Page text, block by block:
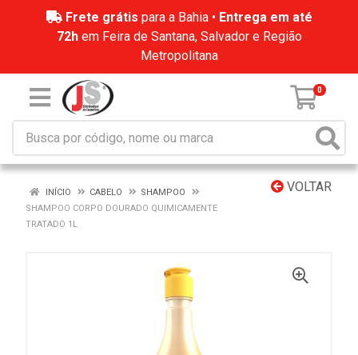
Frete grátis para a Bahia • Entrega em até
72hem Feira de Santana, Salvador e Região
Metropolitana
0
VOLTAR
INÍCIO CABELO
SHAMPOO
SHAMPOO CORPO DOURADO QUIMICAMENTE
TRATADO 1L